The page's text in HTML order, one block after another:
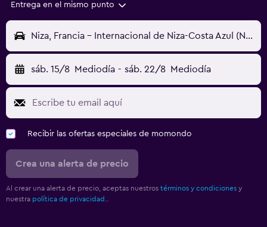
Entrega en el mismo punto
Niza, Francia - Internacional de Niza-Costa Azul (NCE)
sáb. 15/8 Mediodía - sáb. 22/8 Mediodía
Recibir las ofertas especiales de momondo
Crea una alerta de precio
Al crear una alerta de precio, aceptas nuestros términos y condiciones y
nuestra política de privacidad..